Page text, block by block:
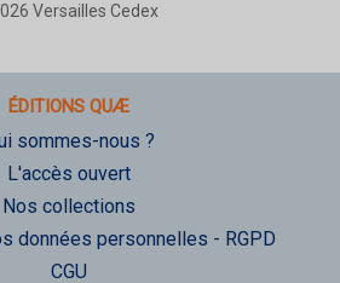
Versailles Cedex
ÉDITIONS QUÆ
sommes-nous ?
L'accès ouvert
Nos collections
données personnelles - RGPD
CGU